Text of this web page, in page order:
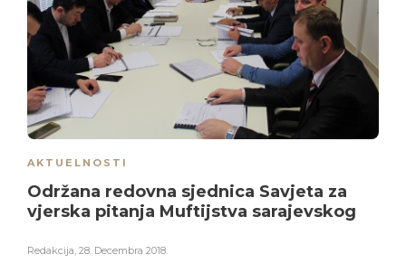
AKTUELNOSTI
Održana redovna sjednica Savjeta za
vjerska pitanja Muftijstva sarajevskog
Redakcija 28. Decembra 2018.